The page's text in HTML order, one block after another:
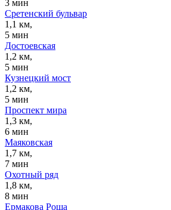
3 мин
Сретенский бульвар
1,1 км,
5 мин
Достоевская
1,2 км,
5 мин
Кузнецкий мост
1,2 км,
5 мин
Проспект мира
1,3 км,
6 мин
Маяковская
1,7 км,
7 мин
Охотный ряд
1,8 км,
8 мин
Ермакова Роща